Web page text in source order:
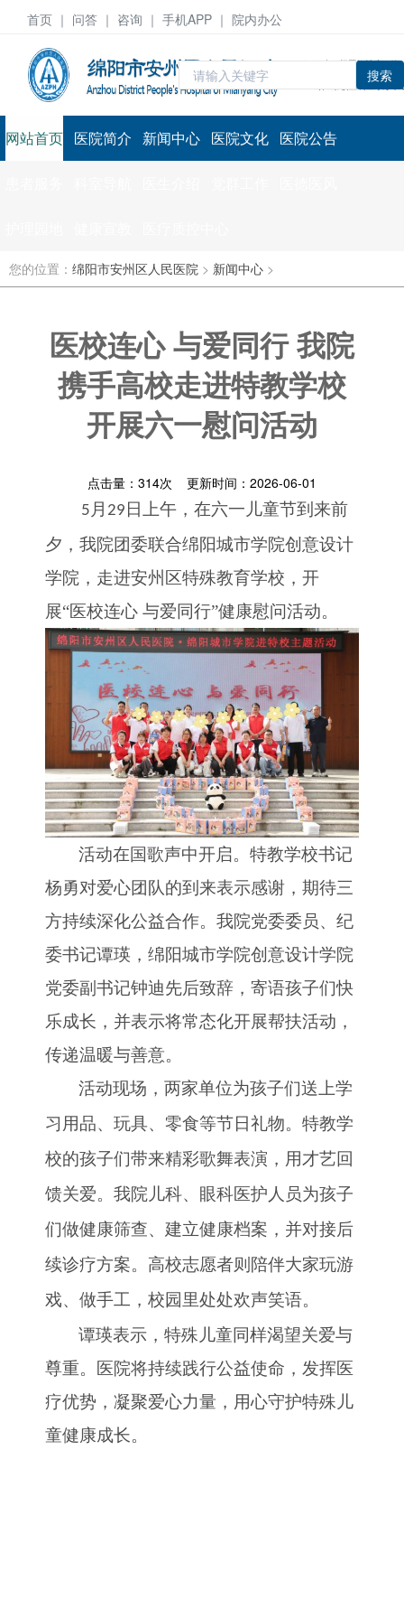
首页 ｜ 问答 ｜ 咨询 ｜ 手机APP ｜ 院内办公
搜索
网站首页 医院简介 新闻中心 医院文化 医院公告
您的位置： 绵阳市安州区人民医院 > 新闻中心 >
医校连心 与爱同行 我院
携手高校走进特教学校
开展六一慰问活动
点击量： 314次 更新时间：2026-06-01
5 月 29 日上午，在六一儿童节到来前
夕，我院团委联合绵阳城市学院创意设计
学院，走进安州区特殊教育学校，开
展“医校连心 与爱同行”健康慰问活动。
活动在国歌声中开启。特教学校书记
杨勇对爱心团队的到来表示感谢，期待三
方持续深化公益合作。我院党委委员、纪
委书记谭瑛，绵阳城市学院创意设计学院
党委副书记钟迪先后致辞，寄语孩子们快
乐成长，并表示将常态化开展帮扶活动，
传递温暖与善意。
活动现场，两家单位为孩子们送上学
习用品、玩具、零食等节日礼物。特教学
校的孩子们带来精彩歌舞表演，用才艺回
馈关爱。我院儿科、眼科医护人员为孩子
们做健康筛查、建立健康档案，并对接后
续诊疗方案。高校志愿者则陪伴大家玩游
戏、做手工，校园里处处欢声笑语。
谭瑛表示，特殊儿童同样渴望关爱与
尊重。医院将持续践行公益使命，发挥医
疗优势，凝聚爱心力量，用心守护特殊儿
童健康成长。